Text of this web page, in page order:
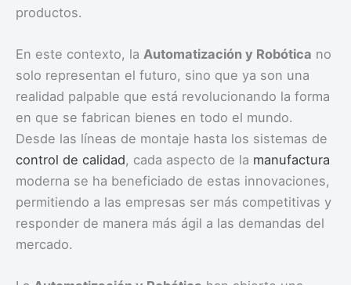
productos.
En este contexto, la Automatización y Robótica no
solo representan el futuro, sino que ya son una
realidad palpable que está revolucionando la forma
en que se fabrican bienes en todo el mundo.
Desde las líneas de montaje hasta los sistemas de
control de calidad, cada aspecto de la manufactura
moderna se ha beneficiado de estas innovaciones,
permitiendo a las empresas ser más competitivas y
responder de manera más ágil a las demandas del
mercado.